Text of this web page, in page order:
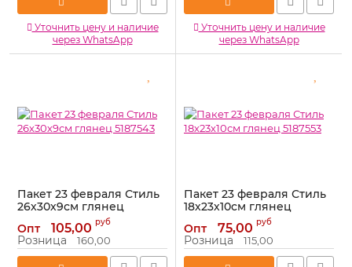
Уточнить цену и наличие
через WhatsApp
Уточнить цену и наличие
через WhatsApp
Пакет 23 февраля Стиль
26х30х9см глянец
Артикул: 5187543
Опт 105,00 руб
Розница 160,00
Пакет 23 февраля Стиль
18х23х10см глянец
Артикул: 5187553
Опт 75,00 руб
Розница 115,00